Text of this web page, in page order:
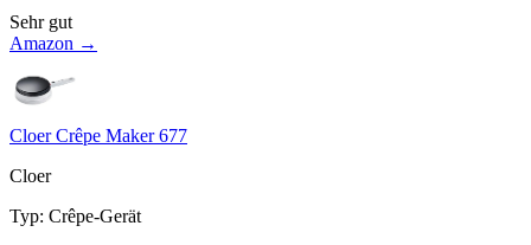
Sehr gut
Amazon →
Cloer Crêpe Maker 677
Cloer
Typ: Crêpe-Gerät